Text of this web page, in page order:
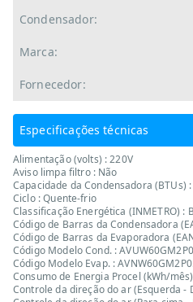
Condensador:
Marca:
Fornecedor:
Especificações técnicas
Alimentação (volts) : 220V
Aviso limpa filtro : Não
Capacidade da Condensadora (BTUs)
Ciclo : Quente-frio
Classificação Energética (INMETRO) : B
Código de Barras da Condensadora
Código de Barras da Evaporadora
Código Modelo Cond. :
Código Modelo Evap. :
Consumo de Energia Procel (kWh/
Controle da direção do ar (Esquerda -